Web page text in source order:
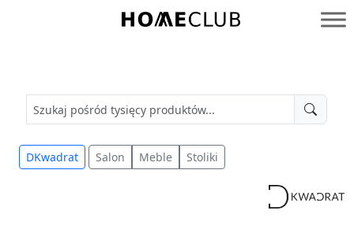
Homeclub
DKwadrat Salon Meble Stoliki